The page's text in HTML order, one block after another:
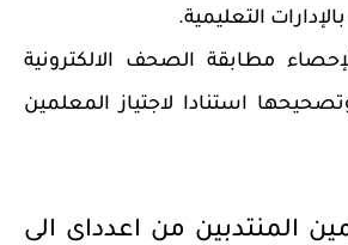
التعليمية.
مطابقة الصحف الالكترونية
استنادا لاجتياز المعلمين
المنتدبين من اعدداى الى